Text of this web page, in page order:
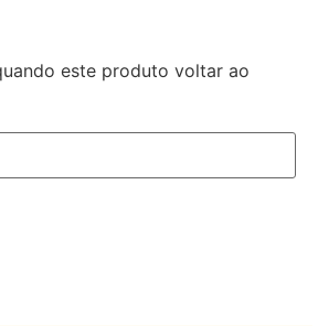
este produto voltar ao